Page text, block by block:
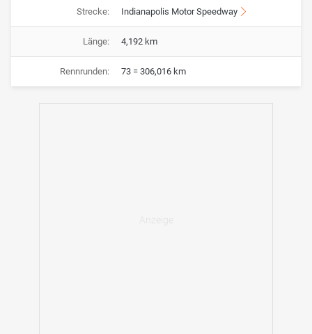
Strecke: Indianapolis Motor Speedway
Länge: 4,192 km
Rennrunden: 73 = 306,016 km